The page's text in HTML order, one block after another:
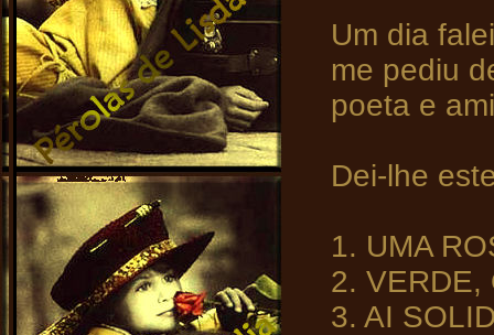
Um dia
me pediu
poeta e
Dei-lhe
1. UMA
2. VERDE,
3. AI